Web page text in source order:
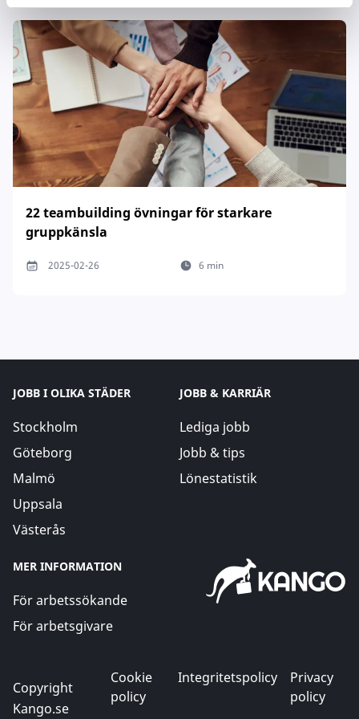
22 teambuilding övningar för starkare
gruppkänsla
2025-02-26 6 min
JOBB I OLIKA STÄDER
Stockholm
Göteborg
Malmö
Uppsala
Västerås
JOBB & KARRIÄR
Lediga jobb
Jobb & tips
Lönestatistik
MER INFORMATION
För arbetssökande
För arbetsgivare
Copyright
Kango.se
Cookie
policy
Integritetspolicy
Privacy
policy